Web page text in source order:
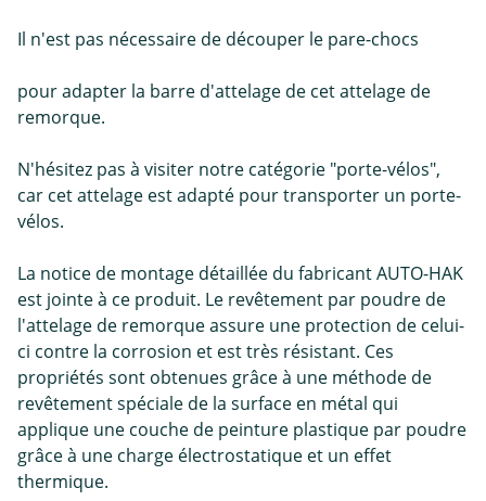
Il n'est pas nécessaire de découper le pare-chocs
pour adapter la barre d'attelage de cet attelage de
remorque.
N'hésitez pas à visiter notre catégorie "porte-vélos",
car cet attelage est adapté pour transporter un porte-
vélos.
La notice de montage détaillée du fabricant AUTO-HAK
est jointe à ce produit. Le revêtement par poudre de
l'attelage de remorque assure une protection de celui-
ci contre la corrosion et est très résistant. Ces
propriétés sont obtenues grâce à une méthode de
revêtement spéciale de la surface en métal qui
applique une couche de peinture plastique par poudre
grâce à une charge électrostatique et un effet
thermique.